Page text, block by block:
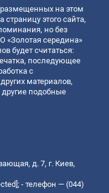
на этом
этого сайта,
но без
«Золотая середина»
будет считаться:
последующее
с
материалов,
другие подобные
д. 7, г. Киев,
; - телефон — (044)